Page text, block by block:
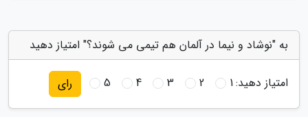
به "نوشاد و نیما در آلمان هم تیمی می شوند؟" امتیاز دهید
امتیاز دهید:1
2
3
4
5 رای